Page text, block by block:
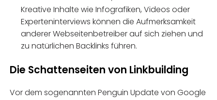
Kreative Inhalte wie Infografiken, Videos oder
Experteninterviews können die Aufmerksamkeit
anderer Webseitenbetreiber auf sich ziehen und
zu natürlichen Backlinks führen.
Die Schattenseiten von Linkbuilding
Vor dem sogenannten Penguin Update von Google